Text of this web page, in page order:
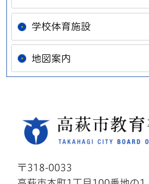
学校体育施設
地図案内
〒318-0033